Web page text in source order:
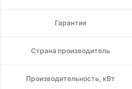
Гарантия
Страна производитель
Производительность, кВт